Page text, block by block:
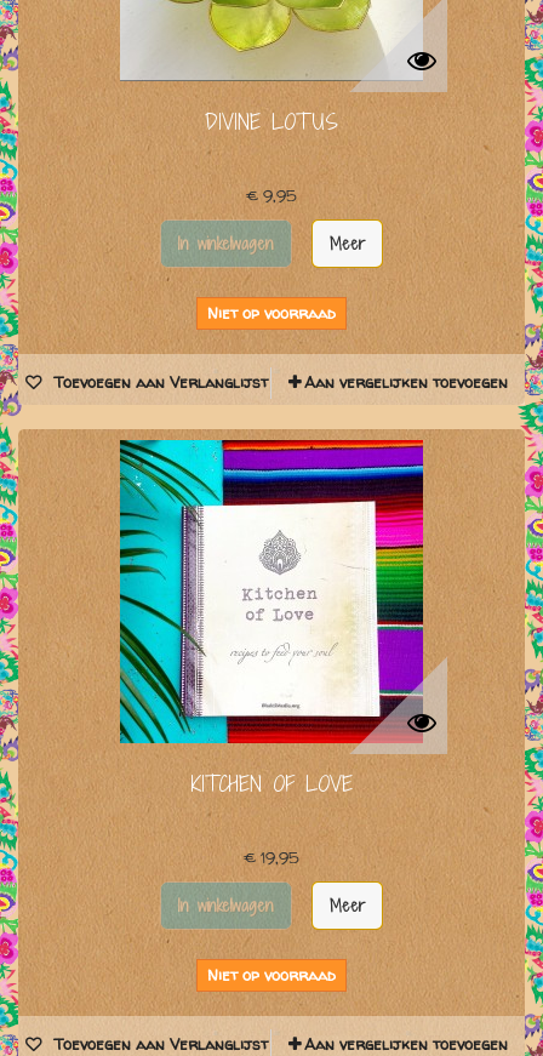
DIVINE LOTUS
€ 9,95
In winkelwagen Meer
Niet op voorraad
Toevoegen aan Verlanglijst Aan vergelijken toevoegen
KITCHEN OF LOVE
€ 19,95
In winkelwagen Meer
Niet op voorraad
Toevoegen aan Verlanglijst Aan vergelijken toevoegen